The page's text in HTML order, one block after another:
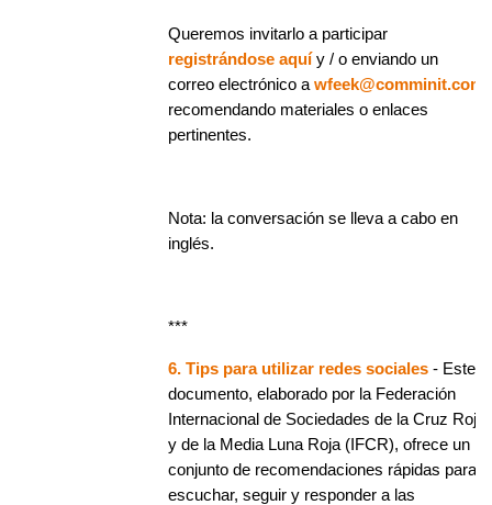
Queremos invitarlo a participar
registrándose aquíy / o enviando un
correo electrónico a wfeek@comminit.com
recomendando materiales o enlaces
pertinentes.
Nota: la conversación se lleva a cabo en
inglés.
***
6. Tips para utilizar redes sociales - Este
documento, elaborado por la Federación
Internacional de Sociedades de la Cruz Roja
y de la Media Luna Roja (IFCR), ofrece un
conjunto de recomendaciones rápidas para
escuchar, seguir y responder a las